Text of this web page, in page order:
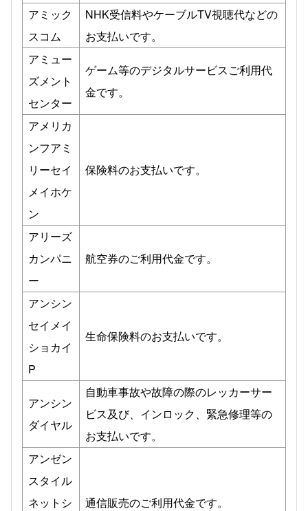
アミック
スコム
NHK受信料やケーブルTV視聴代などの
お支払いです。
アミュー
ズメント
センター
ゲーム等のデジタルサービスご利用代
金です。
アメリカ
ンフアミ
リーセイ
メイホケ
ン
保険料のお支払いです。
アリーズ
カンパニ
ー
航空券のご利用代金です。
アンシン
セイメイ
ショカイ
P
生命保険料のお支払いです。
アンシン
ダイヤル
自動車事故や故障の際のレッカーサー
ビス及び、インロック、緊急修理等の
お支払いです。
アンゼン
スタイル
ネットシ
通信販売のご利用代金です。